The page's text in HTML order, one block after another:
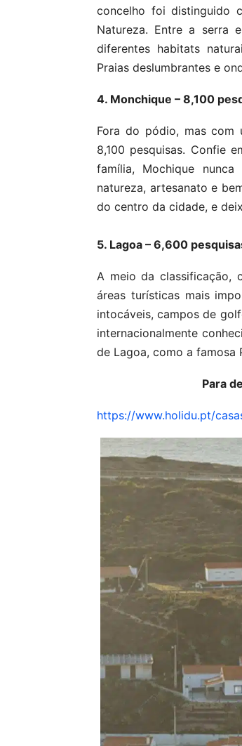
concelho foi distinguido
Natureza. Entre a serra
diferentes habitats
Praias deslumbrantes e
4. Monchique – 8,100
Fora do pódio, mas com
8,100 pesquisas. Confie
família, Mochique
natureza, artesanato e
do centro da cidade, e
5. Lagoa – 6,600
A meio da classificação,
áreas turísticas mais
intocáveis, campos de
internacionalmente
de Lagoa, como a famosa
Para
https://www.holidu.pt/